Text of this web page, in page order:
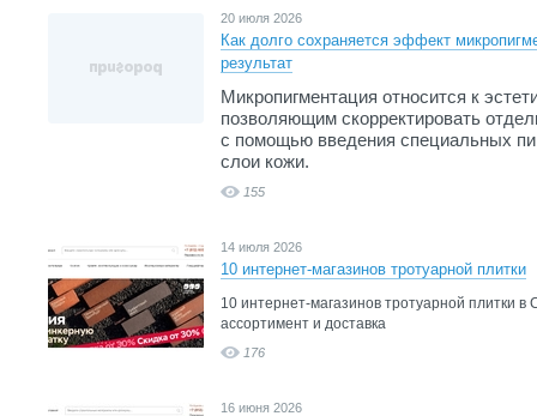
20 июля 2026
Как долго сохраняется эффект
результат
Микропигментация относится к
позволяющим скорректировать
с помощью введения специальных
слои кожи.
155
14 июля 2026
10 интернет-магазинов тротуарной плитки
10 интернет-магазинов тротуарной плитки в
ассортимент и доставка
176
16 июня 2026